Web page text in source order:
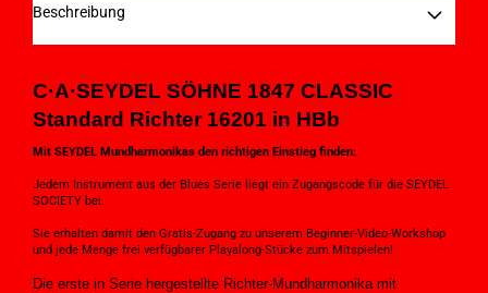
Beschreibung
C·A·SEYDEL SÖHNE 1847 CLASSIC
Standard Richter 16201 in HBb
Mit SEYDEL Mundharmonikas den richtigen Einstieg finden:
Jedem Instrument aus der Blues Serie liegt ein Zugangscode für die SEYDEL
SOCIETY bei.
Sie erhalten damit den Gratis-Zugang zu unserem Beginner-Video-Workshop
und jede Menge frei verfügbarer Playalong-Stücke zum Mitspielen!
Die erste in Serie hergestellte Richter-Mundharmonika mit